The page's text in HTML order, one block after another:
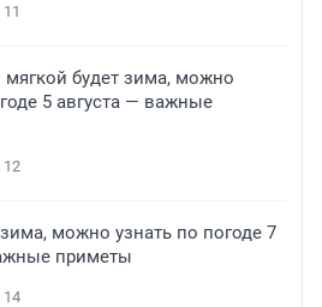
11
будет зима, можно
5 августа — важные
12
можно узнать по погоде 7
приметы
14